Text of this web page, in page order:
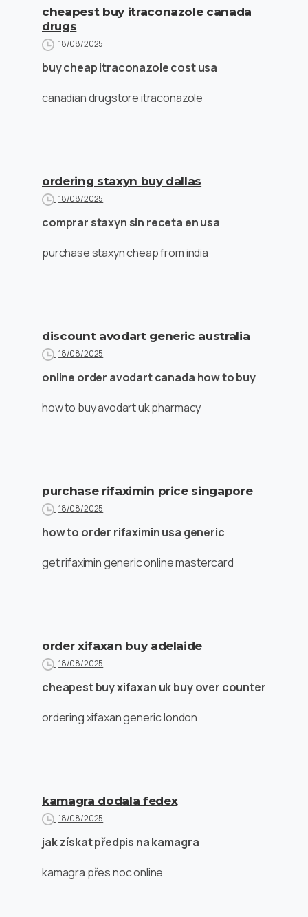
cheapest buy itraconazole canada
drugs
18/08/2025
buy cheap itraconazole cost usa
canadian drugstore itraconazole
ordering staxyn buy dallas
18/08/2025
comprar staxyn sin receta en usa
purchase staxyn cheap from india
discount avodart generic australia
18/08/2025
online order avodart canada how to buy
how to buy avodart uk pharmacy
purchase rifaximin price singapore
18/08/2025
how to order rifaximin usa generic
get rifaximin generic online mastercard
order xifaxan buy adelaide
18/08/2025
cheapest buy xifaxan uk buy over counter
ordering xifaxan generic london
kamagra dodala fedex
18/08/2025
jak získat předpis na kamagra
kamagra přes noc online